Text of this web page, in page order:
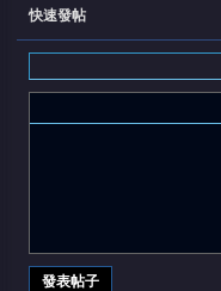
天
堂
快速發帖
發表帖子